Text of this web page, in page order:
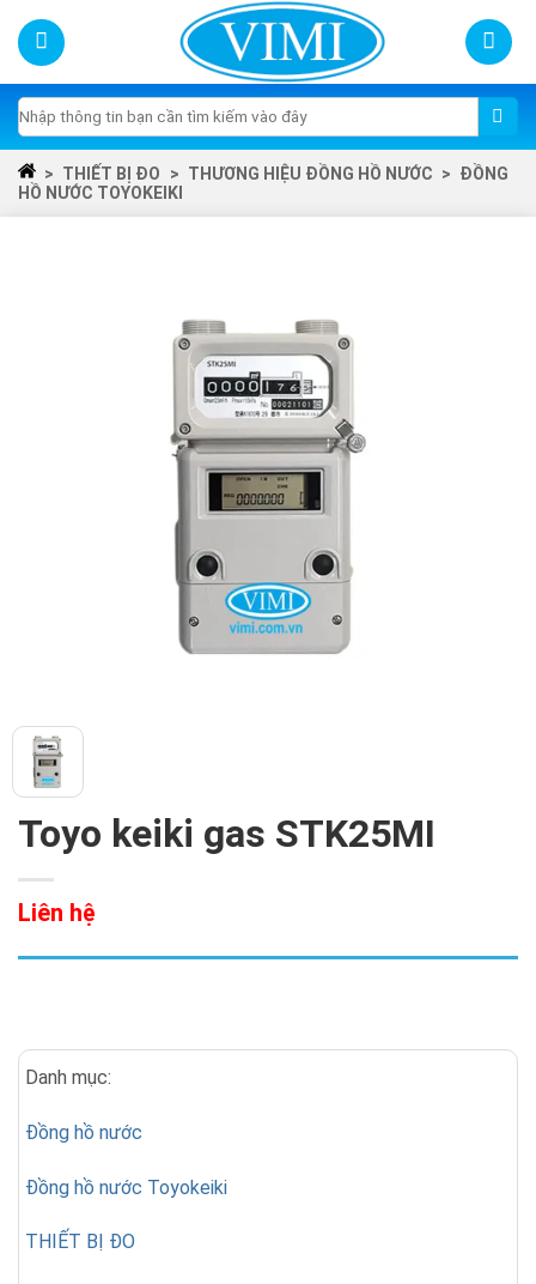
Skip
content
Tìm
kiếm:
> THIẾT BỊ ĐO > THƯƠNG HIỆU ĐỒNG HỒ NƯỚC > ĐỒNG
HỒ NƯỚC TOYOKEIKI
Toyo keiki gas STK25MI
Liên hệ
Danh mục:
Đồng hồ nước
Đồng hồ nước Toyokeiki
THIẾT BỊ ĐO